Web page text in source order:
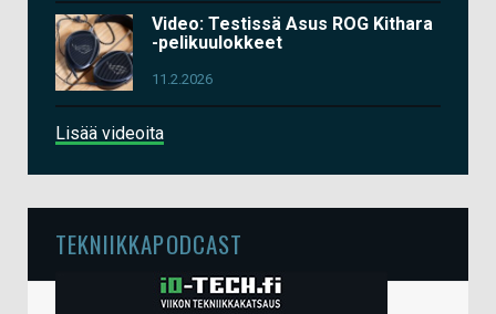
Video: Testissä Asus ROG Kithara
-pelikuulokkeet
11.2.2026
Lisää videoita
TEKNIIKKAPODCAST